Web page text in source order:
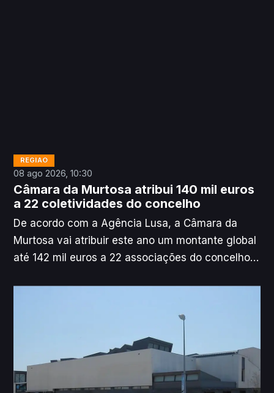
REGIÃO
08 ago 2026, 10:30
Câmara da Murtosa atribui 140 mil euros
a 22 coletividades do concelho
De acordo com a Agência Lusa, a Câmara da
Murtosa vai atribuir este ano um montante global
até 142 mil euros a 22 associações do concelho